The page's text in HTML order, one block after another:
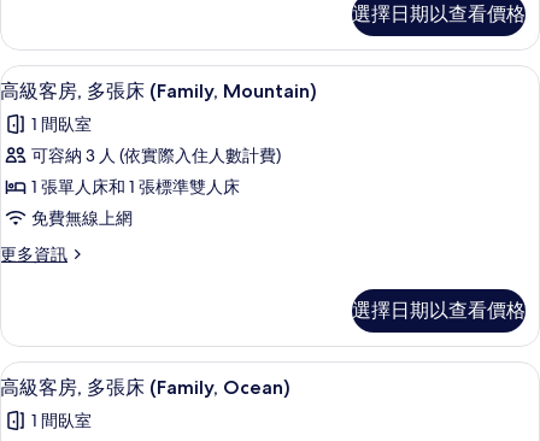
有
相
片
標
準
雙
人
床
(Ocean)
的
所
片
客
房,
1
標
準
人
床
的
選擇日期以查看價格
顯
示
高
級
客
房,
多
床
(Family,
Mountain)
的
高級寢具、舒適加層、客房內保險箱、
1
高級客房, 多張床 (Family, Mountain)
1 間臥室
可容納 3 人 (依實際入住人數計費)
1 張單人床和 1 張標準雙人床
免費無線上網
更多資訊
更
客
房,
多
床
選擇日期以查看價格
顯
示
高級寢具、舒適加層、客房內保險箱、
1
高級客房, 多張床 (Family, Ocean)
1 間臥室